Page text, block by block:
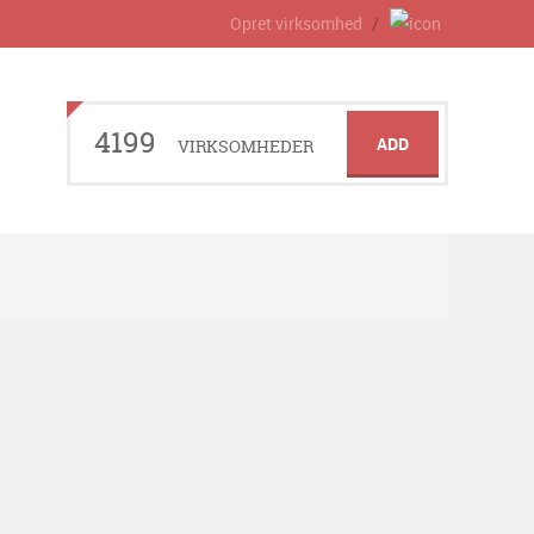
Opret virksomhed
4199 VIRKSOMHEDER ADD